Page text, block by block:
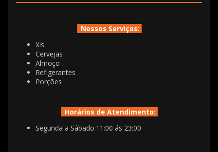
Nossos Serviços:
Xis
Cervejas
Almoço
Refigerantes
Porções
Horários de Atendimento:
Segunda a Sábado:11:00 ás 23:00